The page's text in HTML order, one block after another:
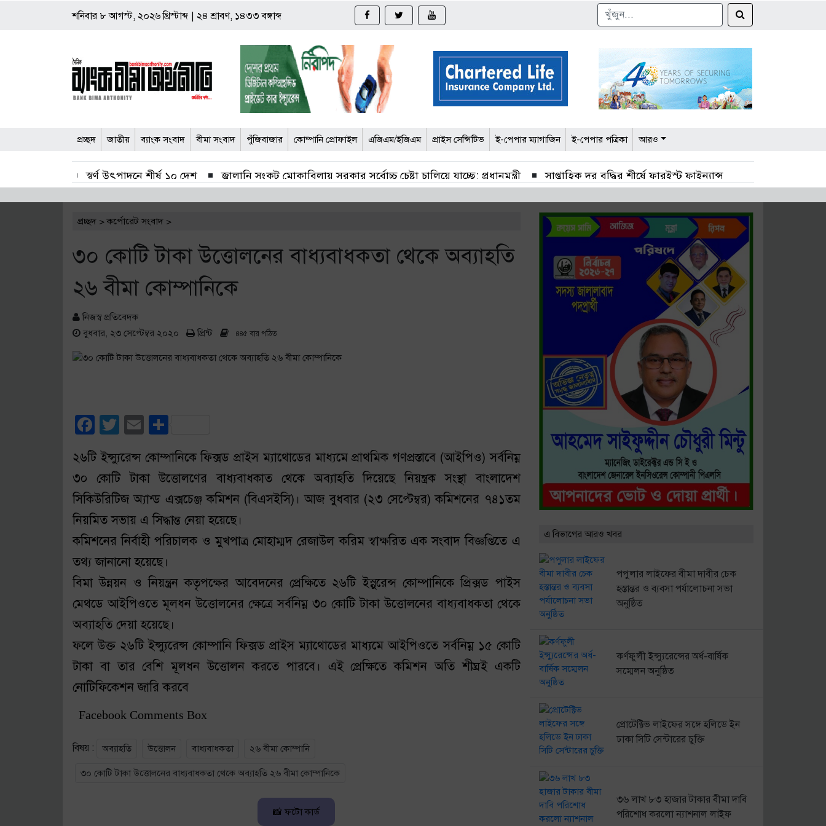
শনিবার ৮ আগস্ট, ২০২৬ খ্রিস্টাব্দ ২৪ শ্রাবণ, ১৪৩৩ বঙ্গাব্দ
প্রচ্ছদ জাতীয় ব্যাংক সংবাদ বীমা সংবাদ পুঁজিবাজার কোম্পানি প্রোফাইল এজিএম/ইজিএম প্রাইস সেন্সিটিভ ই-পেপার ম্যাগাজিন ই-পেপার পত্রিকা আরও
স্বর্ণ উৎপাদনে শীর্ষ ১০ দেশ জ্বালানি সংকট মোকাবিলায় সরকার সর্বোচ্চ চেষ্টা চালিয়ে যাচ্ছে: প্রধানমন্ত্রী
সাপ্তাহিক দর বৃদ্ধির শীর্ষে ফারইস্ট ফাইন্যান্স
সাপ্তাহিক লেনদেনের শীর্ষে সুহৃদ ইন্ডাষ্ট্রিজ
সাপ্তাহিক রিটার্নে দর বেড়েছে ৮ খাতে
সাপ্তাহিক রিটার্নে দর কমেছে ১৩ খাতে
২ হাজার কোটি টাকার বেড়েছে বাজার মূলধন
চলতি সপ্তাহে ৭ কোম্পানির এজিএম
পঞ্চগড়ের ১৯ চা কারখানার অনুমোদনের মেয়াদ বাড়াল বাংলাদেশ চা বোর্ড
প্রচ্ছদ >কর্পোরেট সংবাদ >
৩০ কোটি টাকা উত্তোলনের বাধ্যবাধকতা থেকে অব্যাহতি
২৬ বীমা কোম্পানিকে
নিজস্ব প্রতিবেদক
বুধবার, ২৩ সেপ্টেম্বর ২০২০
প্রিন্ট ৪৪৫ বার পঠিত
Facebook
Twitter
Email
২৬টি ইন্স্যুরেন্স কোম্পানিকে ফিক্সড প্রাইস ম্যাথোডের মাধ্যমে প্রাথমিক গণপ্রস্তাবে (আইপিও) সর্বনিম্ন
৩০ কোটি টাকা উত্তোলণের বাধ্যবাধকাত থেকে অব্যাহতি দিয়েছে নিয়ন্ত্রক সংস্থা বাংলাদেশ
সিকিউরিটিজ অ্যান্ড এক্সচেঞ্জ কমিশন (বিএসইসি)। আজ বুধবার (২৩ সেপ্টেম্বর) কমিশনের ৭৪১তম
নিয়মিত সভায় এ সিদ্ধান্ত নেয়া হয়েছে।
কমিশনের নির্বাহী পরিচালক ও মুখপাত্র মোহাম্মদ রেজাউল করিম স্বাক্ষরিত এক সংবাদ বিজ্ঞপ্তিতে এ
তথ্য জানানো হয়েছে।
বিমা উন্নয়ন ও নিয়ন্ত্রন কতৃপক্ষের আবেদনের প্রেক্ষিতে ২৬টি ইস্নুরেন্স কোম্পানিকে প্রিক্সড পাইস
মেথডে আইপিওতে মূলধন উত্তোলনের ক্ষেত্রে সর্বনিম্ন ৩০ কোটি টাকা উত্তোলনের বাধ্যবাধকতা থেকে
অব্যাহতি দেয়া হয়েছে।
ফলে উক্ত ২৬টি ইন্স্যুরেন্স কোম্পানি ফিক্সড প্রাইস ম্যাথোডের মাধ্যমে আইপিওতে সর্বনিম্ন ১৫ কোটি
টাকা বা তার বেশি মূলধন উত্তোলন করতে পারবে। এই প্রেক্ষিতে কমিশন অতি শীঘ্রই একটি
নোটিফিকেশন জারি করবে
Facebook Comments Box
বিষয় : অব্যাহতি উত্তোলন বাধ্যবাধকতা ২৬ বীমা কোম্পানি
৩০ কোটি টাকা উত্তোলনের বাধ্যবাধকতা থেকে অব্যাহতি ২৬ বীমা কোম্পানিকে
📸 ফটো কার্ড
এ বিভাগের আরও খবর
পপুলার লাইফের বীমা দাবীর চেক
হস্তান্তর ও ব্যবসা পর্যালোচনা সভা
অনুষ্ঠিত
কর্ণফুলী ইন্স্যুরেন্সের অর্ধ-বার্ষিক
সম্মেলন অনুষ্ঠিত
প্রোটেক্টিভ লাইফের সঙ্গে হলিডে ইন
ঢাকা সিটি সেন্টারের চুক্তি
৩৬ লাখ ৮৩ হাজার টাকার বীমা দাবি
পরিশোধ করলো ন্যাশনাল লাইফ